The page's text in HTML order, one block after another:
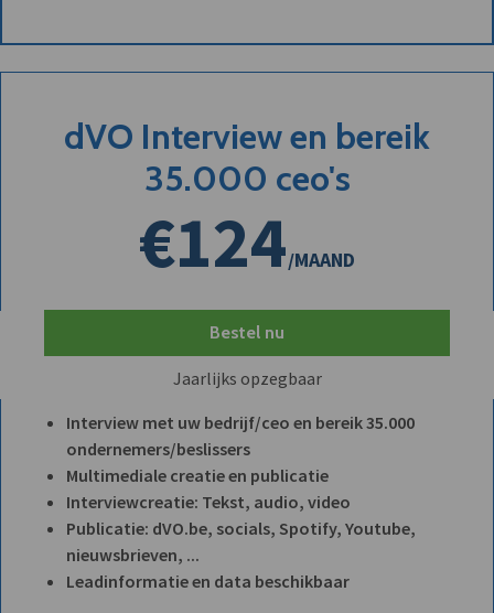
dVO Interview en bereik
35.000 ceo's
€124/MAAND
Bestel nu
Jaarlijks opzegbaar
Interview met uw bedrijf/ceo en bereik 35.000
ondernemers/beslissers
Multimediale creatie en publicatie
Interviewcreatie: Tekst, audio, video
Publicatie: dVO.be, socials, Spotify, Youtube,
nieuwsbrieven, ...
Leadinformatie en data beschikbaar